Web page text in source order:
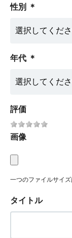
性別 ＊
年代 ＊
評価
画像
一つのファイルサイ
タイトル